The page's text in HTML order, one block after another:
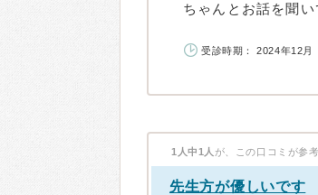
ちゃんとお話を聞
受診時期： 2024年12月
1人中1人 が、この口コミが参
先生方が優しいです